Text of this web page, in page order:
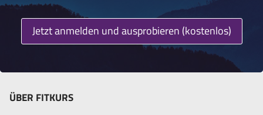
Jetzt anmelden und ausprobieren (kostenlos)
ÜBER FITKURS